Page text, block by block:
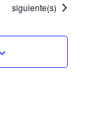
Eventos
siguiente(s)